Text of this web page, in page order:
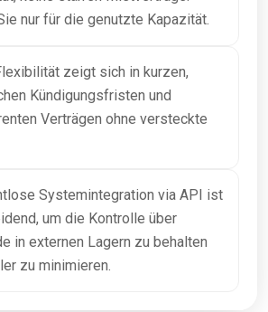
nur für die genutzte Kapazität.
zeigt sich in kurzen,
Kündigungsfristen und
Verträgen ohne versteckte
Systemintegration via API ist
um die Kontrolle über
in externen Lagern zu behalten
zu minimieren.